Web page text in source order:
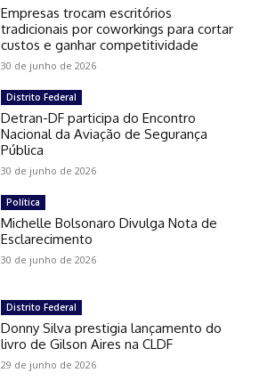
Empresas trocam escritórios
tradicionais por coworkings para cortar
custos e ganhar competitividade
30 de junho de 2026
Distrito Federal
Detran-DF participa do Encontro
Nacional da Aviação de Segurança
Pública
30 de junho de 2026
Política
Michelle Bolsonaro Divulga Nota de
Esclarecimento
30 de junho de 2026
Distrito Federal
Donny Silva prestigia lançamento do
livro de Gilson Aires na CLDF
29 de junho de 2026